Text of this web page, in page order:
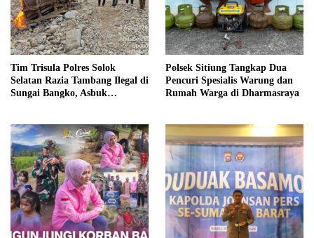
Tim Trisula Polres Solok
Selatan Razia Tambang Ilegal di
Sungai Bangko, Asbuk
Polsek Sitiung Tangkap Dua
Pencuri Spesialis Warung dan
Rumah Warga di Dharmasraya